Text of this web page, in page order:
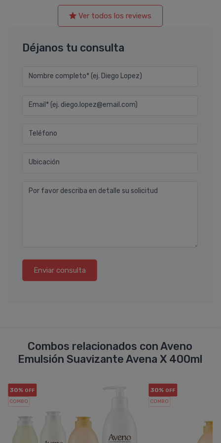
Ver todos los reviews
Déjanos tu consulta
Nombre completo* (ej. Diego Lopez)
Email* (ej. diego.lopez@email.com)
Teléfono
Ubicación
Por favor describa en detalle su solicitud
Enviar consulta
Combos relacionados con Aveno
Emulsión Suavizante Avena X 400ml
30% OFF
COMBO
30% OFF
COMBO